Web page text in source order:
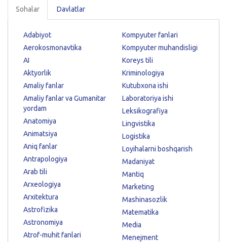
Sohalar Davlatlar
Adabiyot
Aerokosmonavtika
AI
Aktyorlik
Amaliy fanlar
Amaliy fanlar va Gumanitar
yordam
Anatomiya
Animatsiya
Aniq fanlar
Antrapologiya
Arab tili
Arxeologiya
Arxitektura
Astrofizika
Astronomiya
Atrof-muhit fanlari
Kompyuter fanlari
Kompyuter muhandisligi
Koreys tili
Kriminologiya
Kutubxona ishi
Laboratoriya ishi
Leksikografiya
Lingvistika
Logistika
Loyihalarni boshqarish
Madaniyat
Mantiq
Marketing
Mashinasozlik
Matematika
Media
Menejment